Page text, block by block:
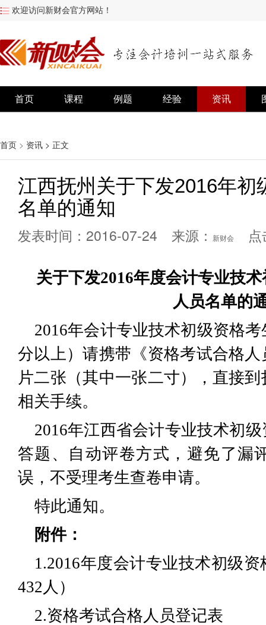
欢迎访问新财会官方网站！
首页 课程 例题 经验 资讯
首页 > 资讯 > 正文
江西抚州关于下发2016年初
名单的通知
发表时间：2016-07-24 来源： 新财会 点
关于下发2016年度会计专业技
人员名单的
2016年会计专业技术初级资格
分以上）请携带《资格考试合格
片二张（其中一张二寸），直接
相关手续。
2016年江西省会计专业技术初
答题、自动评卷方式，避免了漏
误，不受理考生查卷申请。
特此通知。
附件：
1.2016年度会计专业技术初级
432人）
2.资格考试合格人员登记表